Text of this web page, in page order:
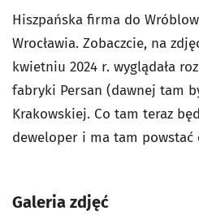
Hiszpańska firma do
Wrocławia. Zobaczcie, na
kwietniu 2024 r. wyglądała
fabryki Persan (dawnej tam
Krakowskiej. Co tam teraz
deweloper i ma tam powstać
Galeria zdjęć